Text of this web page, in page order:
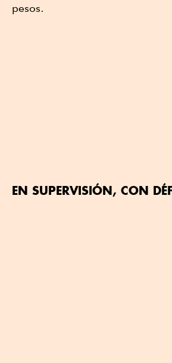
pesos.
EN SUPERVISIÓN, CON